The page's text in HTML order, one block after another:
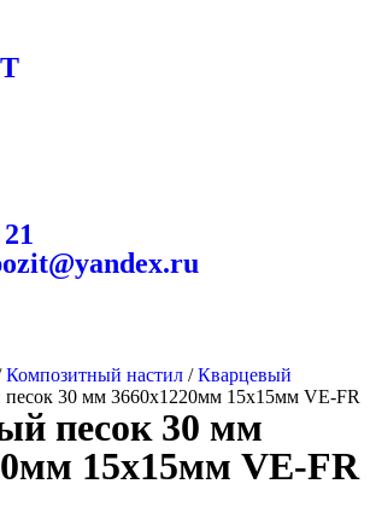
Композитный настил /Кварцевый
30 мм 3660х1220мм 15х15мм VE-FR
песок 30 мм
15х15мм VE-FR